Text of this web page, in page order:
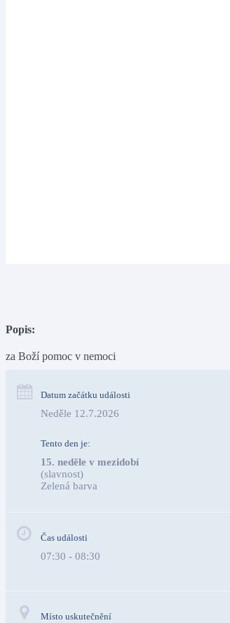
Popis:
za Boží pomoc v nemoci
Datum začátku události
Neděle 12.7.2026
Tento den je:
15. neděle v mezidobí
(slavnost)
Zelená
Čas události
07:30 - 08:30
Místo uskutečnění